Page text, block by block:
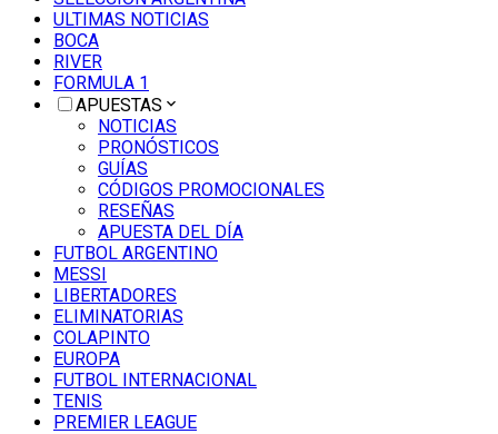
ULTIMAS NOTICIAS
BOCA
RIVER
FORMULA 1
APUESTAS
NOTICIAS
PRONÓSTICOS
GUÍAS
CÓDIGOS PROMOCIONALES
RESEÑAS
APUESTA DEL DÍA
FUTBOL ARGENTINO
MESSI
LIBERTADORES
ELIMINATORIAS
COLAPINTO
EUROPA
FUTBOL INTERNACIONAL
TENIS
PREMIER LEAGUE